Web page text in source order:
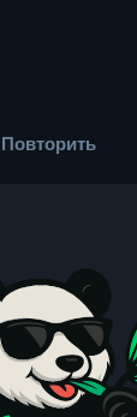
Повторить